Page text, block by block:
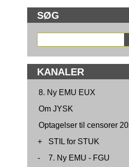
SØG
KANALER
8. Ny EMU EUX
Om JYSK
Optagelser til censorer
+
STIL for STUK
-
7. Ny EMU - FGU